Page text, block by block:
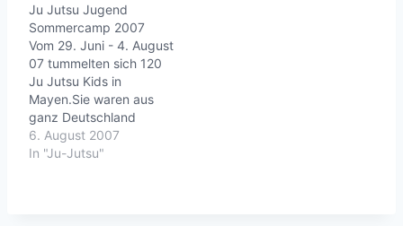
vier Tage lang hier und
haben ihre Sportjugend
mit vielen
Mitmachangeboten und
Vorführungen
vertreten.Link auf
jujutsu.deAuf dem DSJ-
Jugendevent waren 60
Jugendliche Ju Jutsuka,
Ju Jutsu Jugend
Sommercamp 2007
Vom 29. Juni - 4. August
07 tummelten sich 120
Ju Jutsu Kids in
Mayen.Sie waren aus
ganz Deutschland
angereist zum
diesjährigen Ju Jutsu
6. August 2007
In "Ju-Jutsu"